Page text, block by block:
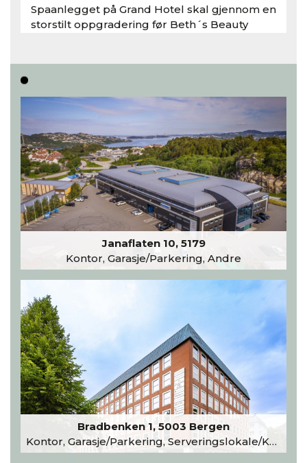
Spaanlegget på Grand Hotel skal gjennom en
storstilt oppgradering før Beth´s Beauty
Les hele artikkelen
Janaflaten 10, 5179
Kontor, Garasje/Parkering, Andre
Bradbenken 1, 5003 Bergen
Kontor, Garasje/Parkering, Serveringslokale/Kantine, Undervisning/Arrangement